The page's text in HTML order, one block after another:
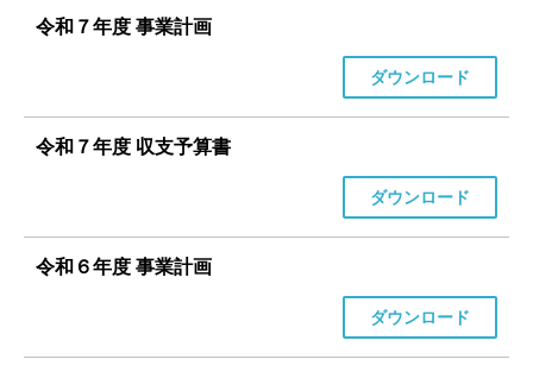
令和７年度 事業計画
ダウンロード
令和７年度 収支予算書
ダウンロード
令和６年度 事業計画
ダウンロード